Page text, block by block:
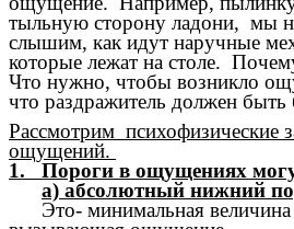
тыльную сторону ладони, мы
слышим, как идут наручные
которые лежат на столе.
Что нужно, чтобы возникло
что раздражитель должен быть
Рассмотрим психофизические
ощущений.
1. Пороги в ощущениях
а) абсолютный нижний
Это- минимальная величина